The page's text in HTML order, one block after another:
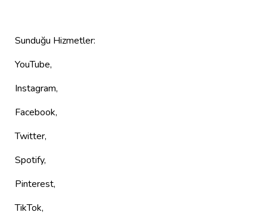
Sunduğu Hizmetler:
YouTube,
Instagram,
Facebook,
Twitter,
Spotify,
Pinterest,
TikTok,